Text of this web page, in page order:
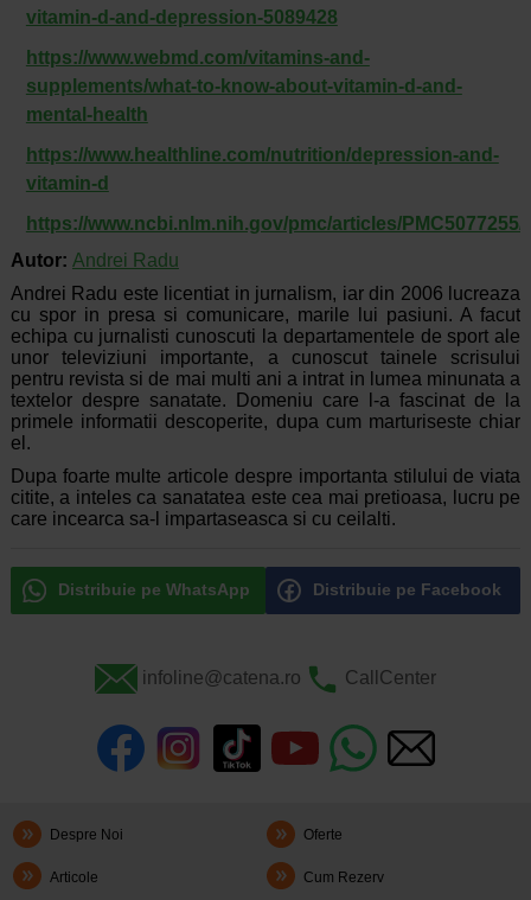
vitamin-d-and-depression-5089428
https://www.webmd.com/vitamins-and-
supplements/what-to-know-about-vitamin-d-and-
mental-health
https://www.healthline.com/nutrition/depression-and-
vitamin-d
https://www.ncbi.nlm.nih.gov/pmc/articles/PMC5077255/
Autor: Andrei Radu
Andrei Radu este licentiat in jurnalism, iar din 2006 lucreaza
cu spor in presa si comunicare, marile lui pasiuni. A facut
echipa cu jurnalisti cunoscuti la departamentele de sport ale
unor televiziuni importante, a cunoscut tainele scrisului
pentru revista si de mai multi ani a intrat in lumea minunata a
textelor despre sanatate. Domeniu care l-a fascinat de la
primele informatii descoperite, dupa cum marturiseste chiar
el.
Dupa foarte multe articole despre importanta stilului de viata
citite, a inteles ca sanatatea este cea mai pretioasa, lucru pe
care incearca sa-l impartaseasca si cu ceilalti.
Distribuie pe WhatsApp Distribuie pe Facebook
infoline@catena.ro CallCenter
Despre Noi Oferte
Articole Cum Rezerv